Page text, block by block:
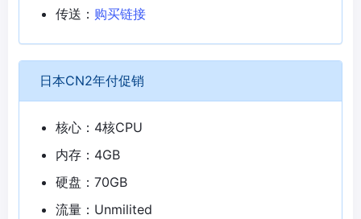
传送： 购买链接
日本CN2年付促销
核心：4核CPU
内存：4GB
硬盘：70GB
流量：Unmilited